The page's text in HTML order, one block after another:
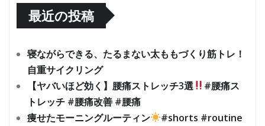
最近の投稿
寝ながらできる、たるまない太ももづくり筋トレ！
自重サイクリング
【ヤバいほど効く】腰痛ストレッチ3選
#腰痛ス
トレッチ #腰痛改善 #腰痛
痩せたモーニングルーティン
#shorts #routine